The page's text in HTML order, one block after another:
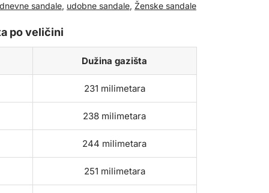
sandale, udobne sandale, Ženske sandale
po veličini
Dužina gazišta
231 milimetara
238 milimetara
244 milimetara
251 milimetara